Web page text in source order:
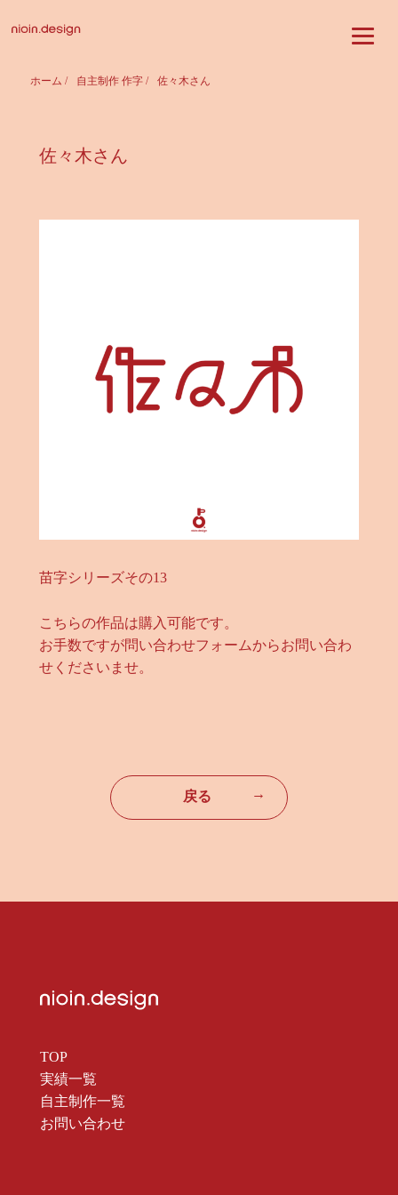
ホーム / 自主制作 作字 / 佐々木さん
佐々木さん
苗字シリーズその13
こちらの作品は購入可能です。
お手数ですが問い合わせフォームからお問い合わ
せくださいませ。
戻る →
TOP
実績一覧
自主制作一覧
お問い合わせ